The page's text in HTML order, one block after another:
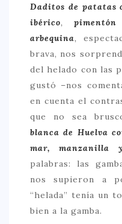
Daditos de patatas
ibérico,
arbequina,
brava, nos
del helado con las
gustó –nos
en cuenta el
que no sea
blanca de Huelva
mar, manzanilla
palabras: las
nos supieron a
“helada” tenía un
bien a la gamba.